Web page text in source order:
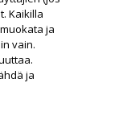
Kaikilla
ja
vain.
ja